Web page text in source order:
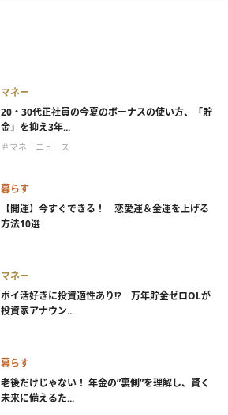
マネー
20・30代正社員の今夏のボーナスの使い方、「貯
金」を抑え3年...
＃マネーニュース
暮らす
【開運】今すぐできる！ 恋愛運＆金運を上げる
方法10選
マネー
ポイ活好きに投資適性あり!? 万年貯金ゼロOLが
投資家アナウン...
暮らす
老後だけじゃない！ 年金の”裏側”を理解し、賢く
未来に備えるた...